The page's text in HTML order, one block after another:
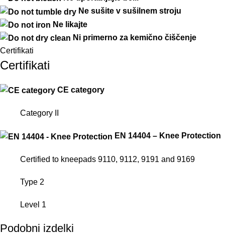
Ne sušite v sušilnem stroju
Ne likajte
Ni primerno za kemično čiščenje
Certifikati
Certifikati
CE category
Category II
EN 14404 – Knee Protection
Certified to kneepads 9110, 9112, 9191 and 9169
Type 2
Level 1
Podobni izdelki